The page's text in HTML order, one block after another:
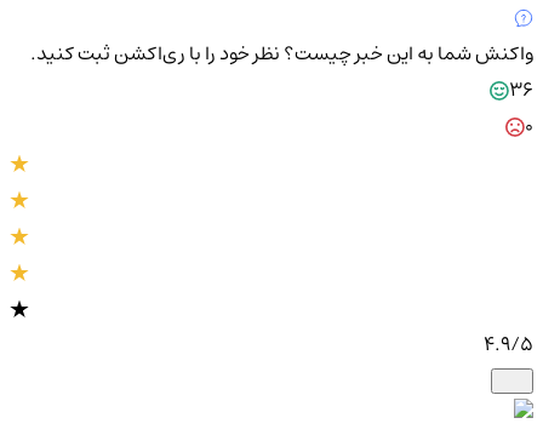
واکنش شما به این خبر چیست؟نظر خود را با ری‌اکشن ثبت کنید.
36
4.9/5